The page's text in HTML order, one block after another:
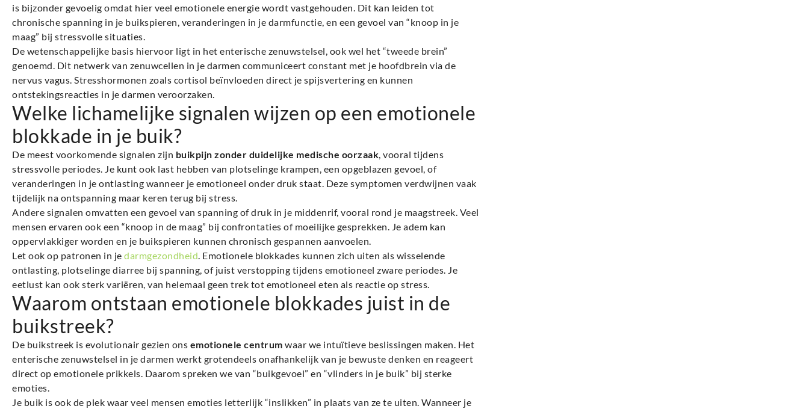
is bijzonder gevoelig omdat hier veel emotionele energie wordt vastgehouden. Dit kan leiden tot
chronische spanning in je buikspieren, veranderingen in je darmfunctie, en een gevoel van “knoop in je
maag” bij stressvolle situaties.
De wetenschappelijke basis hiervoor ligt in het enterische zenuwstelsel, ook wel het “tweede brein”
genoemd. Dit netwerk van zenuwcellen in je darmen communiceert constant met je hoofdbrein via de
nervus vagus. Stresshormonen zoals cortisol beïnvloeden direct je spijsvertering en kunnen
ontstekingsreacties in je darmen veroorzaken.
Welke lichamelijke signalen wijzen op een emotionele
blokkade in je buik?
De meest voorkomende signalen zijn buikpijn zonder duidelijke medische oorzaak, vooral tijdens
stressvolle periodes. Je kunt ook last hebben van plotselinge krampen, een opgeblazen gevoel, of
veranderingen in je ontlasting wanneer je emotioneel onder druk staat. Deze symptomen verdwijnen vaak
tijdelijk na ontspanning maar keren terug bij stress.
Andere signalen omvatten een gevoel van spanning of druk in je middenrif, vooral rond je maagstreek. Veel
mensen ervaren ook een “knoop in de maag” bij confrontaties of moeilijke gesprekken. Je adem kan
oppervlakkiger worden en je buikspieren kunnen chronisch gespannen aanvoelen.
Let ook op patronen in je darmgezondheid. Emotionele blokkades kunnen zich uiten als wisselende
ontlasting, plotselinge diarree bij spanning, of juist verstopping tijdens emotioneel zware periodes. Je
eetlust kan ook sterk variëren, van helemaal geen trek tot emotioneel eten als reactie op stress.
Waarom ontstaan emotionele blokkades juist in de
buikstreek?
De buikstreek is evolutionair gezien ons emotionele centrum waar we intuïtieve beslissingen maken. Het
enterische zenuwstelsel in je darmen werkt grotendeels onafhankelijk van je bewuste denken en reageert
direct op emotionele prikkels. Daarom spreken we van “buikgevoel” en “vlinders in je buik” bij sterke
emoties.
Je buik is ook de plek waar veel mensen emoties letterlijk “inslikken” in plaats van ze te uiten. Wanneer je